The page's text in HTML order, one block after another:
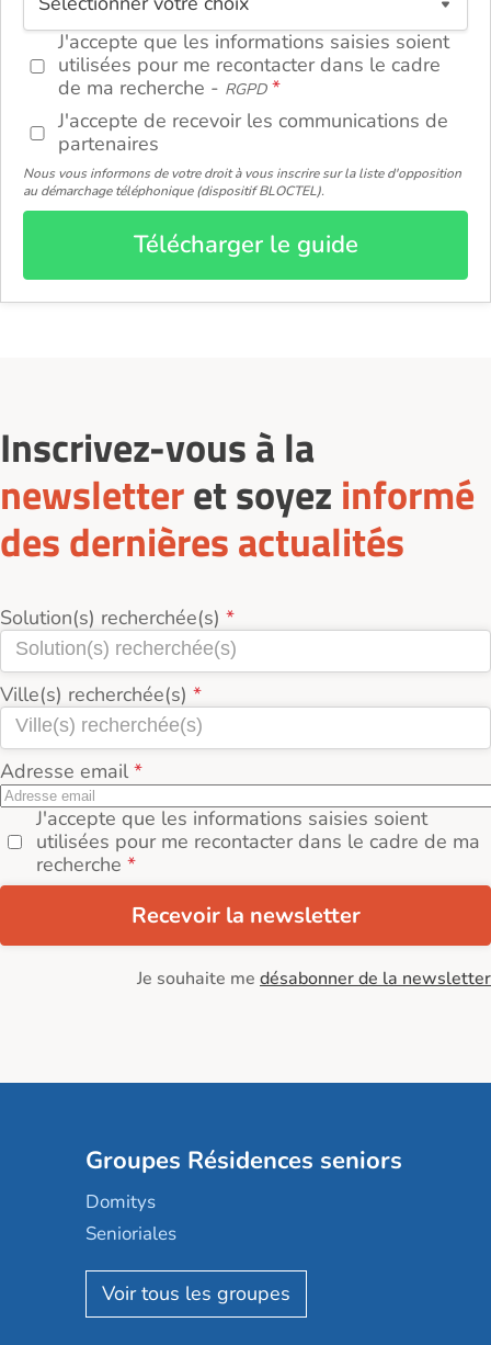
J'accepte que les informations saisies soient
utilisées pour me recontacter dans le cadre
de ma recherche - RGPD
J'accepte de recevoir les communications de
partenaires
Nous vous informons de votre droit à vous inscrire sur la liste d'opposition
au démarchage téléphonique (dispositif BLOCTEL).
Télécharger le guide
Inscrivez-vous à la
newsletteret soyez informé
des dernières actualités
Solution(s) recherchée(s)
Ville(s) recherchée(s)
Adresse email
J'accepte que les informations saisies soient
utilisées pour me recontacter dans le cadre de ma
recherche
Recevoir la newsletter
Je souhaite me désabonner de la newsletter
Groupes Résidences seniors
Domitys
Senioriales
Nohée
Les Résidentiels